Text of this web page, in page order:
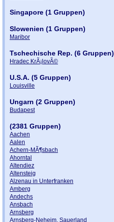
Singapore (1 Gruppen)
Slowenien (1 Gruppen)
Maribor
Tschechische Rep. (6 Gruppen)
Hradec KrÃ¡lovÃ©
U.S.A. (5 Gruppen)
Louisville
Ungarn (2 Gruppen)
Budapest
(2381 Gruppen)
Aachen
Aalen
Achern-MÃ¶sbach
Ahorntal
Altendiez
Altensteig
Alzenau in Unterfranken
Amberg
Andechs
Ansbach
Arnsberg
Arnsberg-Neheim, Sauerland